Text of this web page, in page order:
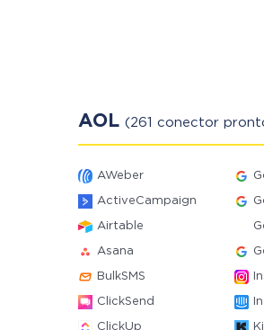
AOL (261 conector
AWeber
ActiveCampaign
Airtable
Asana
BulkSMS
ClickSend
ClickUp